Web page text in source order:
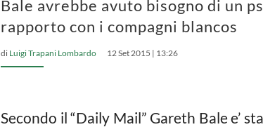
Bale avrebbe avuto bisogno di un
rapporto con i compagni blancos
di Luigi Trapani Lombardo 12 Set 2015 | 13:26
Secondo il “Daily Mail” Gareth Bale e’